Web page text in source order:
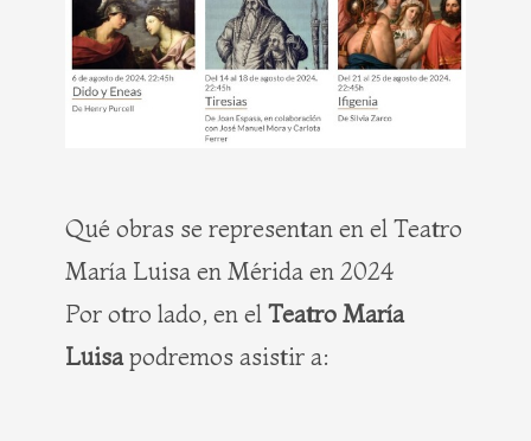
Qué obras se representan en el Teatro
María Luisa en Mérida en 2024
Por otro lado, en el Teatro María
Luisapodremos asistir a: